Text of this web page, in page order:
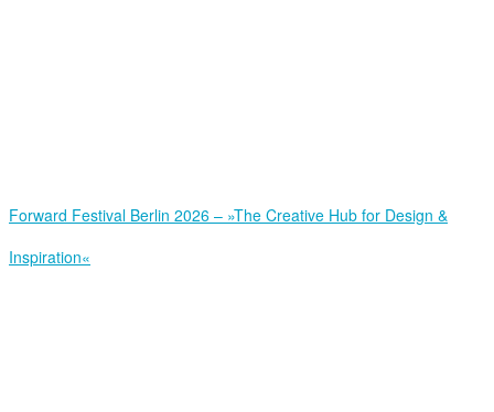
Forward Festival Berlin 2026 – »The Creative Hub for Design &
Inspiration«